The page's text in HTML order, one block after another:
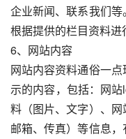
企业新闻、联系我们
根据提供的栏目资料进
6、网站内容
网站内容资料通俗一
示的内容，包括：网
料（图片、文字）、
邮箱、传真）等信息